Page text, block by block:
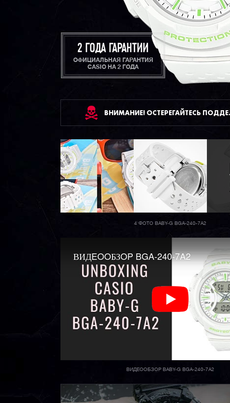
2 ГОДА ГАРАНТИИ
ОФИЦИАЛЬНАЯ ГАРАНТИЯ
CASIO НА 2 ГОДА
ВНИМАНИЕ! ОСТЕРЕГАЙТЕСЬ
4 ФОТО BABY-G BGA-240-7A2
ВИДEOOБЗOP BGA-240-7A2
ВИДЕООБЗОР BABY-G BGA-240-7A2